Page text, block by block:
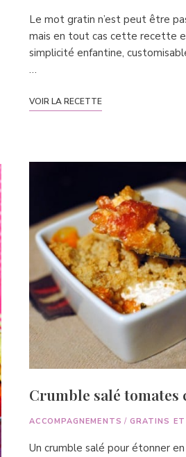
Le mot gratin n’est peut être
mais en tout cas cette recette
simplicité enfantine,
…
VOIR LA RECETTE
Crumble salé tomates
ACCOMPAGNEMENTS / GRATINS ET
Un crumble salé pour étonner